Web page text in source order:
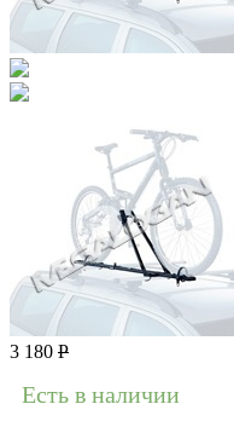
3 180 Р
Есть в наличии